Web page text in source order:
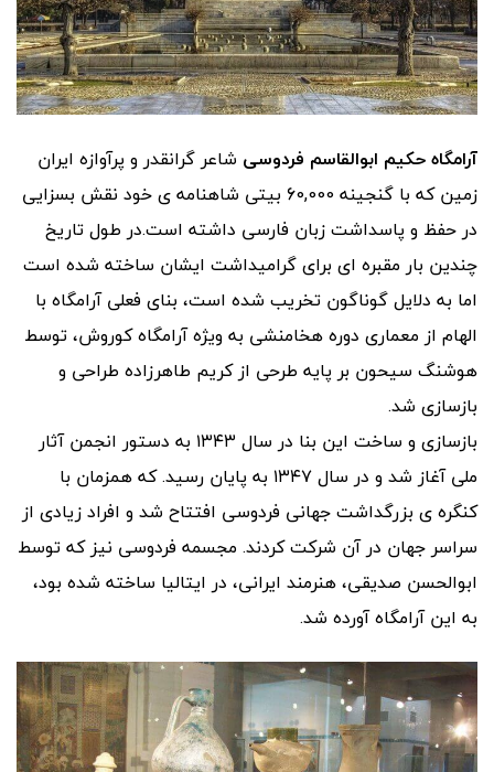
آرامگاه حکیم ابوالقاسم فردوسی شاعر گرانقدر و پرآوازه ایران
زمین که با گنجینه 60,000 بیتی شاهنامه ی خود نقش بسزایی
در حفظ و پاسداشت زبان فارسی داشته است.در طول تاریخ
چندین بار مقبره ای برای گرامیداشت ایشان ساخته شده است
اما به دلایل گوناگون تخریب شده است، بنای فعلی آرامگاه با
الهام از معماری دوره هخامنشی به ویژه آرامگاه کوروش، توسط
هوشنگ سیحون بر پایه طرحی از کریم طاهرزاده طراحی و
بازسازی شد.
بازسازی و ساخت این بنا در سال ۱۳۴۳ به دستور انجمن آثار
ملی آغاز شد و در سال ۱۳۴۷ به پایان رسید. که همزمان با
کنگره ی بزرگداشت جهانی فردوسی افتتاح شد و افراد زیادی از
سراسر جهان در آن شرکت کردند. مجسمه فردوسی نیز که توسط
ابوالحسن صدیقی، هنرمند ایرانی، در ایتالیا ساخته شده بود،
به این آرامگاه آورده شد.